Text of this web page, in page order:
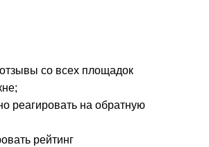
со всех площадок
реагировать на обратную
рейтинг